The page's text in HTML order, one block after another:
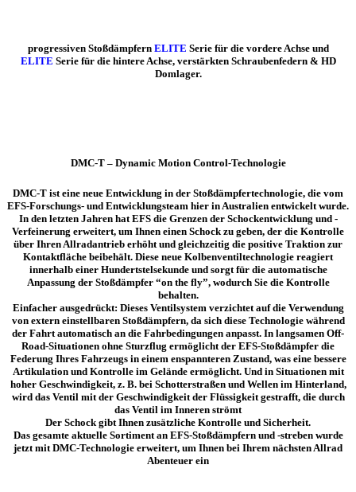
progressiven Stoßdämpfern ELITE Serie für die vordere Achse und
ELITE Serie für die hintere Achse, verstärkten Schraubenfedern & HD
Domlager.
DMC-T – Dynamic Motion Control-Technologie
DMC-T ist eine neue Entwicklung in der Stoßdämpfertechnologie, die vom
EFS-Forschungs- und Entwicklungsteam hier in Australien entwickelt wurde.
In den letzten Jahren hat EFS die Grenzen der Schockentwicklung und -
Verfeinerung erweitert, um Ihnen einen Schock zu geben, der die Kontrolle
über Ihren Allradantrieb erhöht und gleichzeitig die positive Traktion zur
Kontaktfläche beibehält. Diese neue Kolbenventiltechnologie reagiert
innerhalb einer Hundertstelsekunde und sorgt für die automatische
Anpassung der Stoßdämpfer “on the fly”, wodurch Sie die Kontrolle
behalten.
Einfacher ausgedrückt: Dieses Ventilsystem verzichtet auf die Verwendung
von extern einstellbaren Stoßdämpfern, da sich diese Technologie während
der Fahrt automatisch an die Fahrbedingungen anpasst. In langsamen Off-
Road-Situationen ohne Sturzflug ermöglicht der EFS-Stoßdämpfer die
Federung Ihres Fahrzeugs in einem enspannteren Zustand, was eine bessere
Artikulation und Kontrolle im Gelände ermöglicht. Und in Situationen mit
hoher Geschwindigkeit, z. B. bei Schotterstraßen und Wellen im Hinterland,
wird das Ventil mit der Geschwindigkeit der Flüssigkeit gestrafft, die durch
das Ventil im Inneren strömt
Der Schock gibt Ihnen zusätzliche Kontrolle und Sicherheit.
Das gesamte aktuelle Sortiment an EFS-Stoßdämpfern und -streben wurde
jetzt mit DMC-Technologie erweitert, um Ihnen bei Ihrem nächsten Allrad
Abenteuer ein